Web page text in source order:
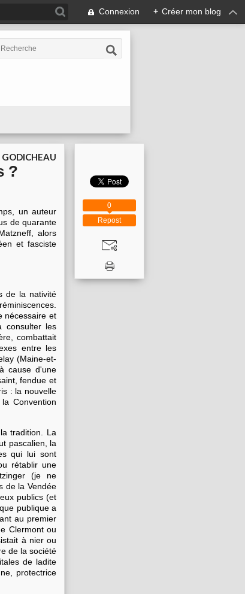
Connexion + Créer mon blog
?
un auteur
de quarante
alors
et fasciste
de la nativité
nécessaire et
consulter les
combattait
entre les
(Maine-et-
cause d'une
fendue et
: la nouvelle
Convention
tradition. La
pascalien, la
qui lui sont
rétablir une
(je ne
de la Vendée
publics (et
publique a
au premier
Clermont ou
à nier ou
de la société
de ladite
protectrice
Repost
0